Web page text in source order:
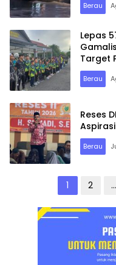
Berau
Lepas
Target
Berau
Reses
Berau
Paginasi1 2 …